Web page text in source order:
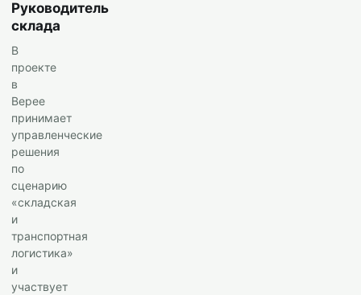
Руководитель
склада
В
проекте
в
Верее
принимает
управленческие
решения
по
сценарию
«складская
и
транспортная
логистика»
и
участвует